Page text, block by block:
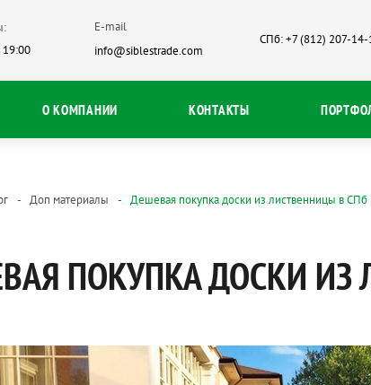
О КОМПАНИИ КОНТАКТЫ
19:00
E-mail
info@siblestrade.com
СПб: +7 (812) 207-14-
Доп материалы Дешевая покупка доски из лиственницы в СПб
ПОКУПКА ДОСКИ ИЗ